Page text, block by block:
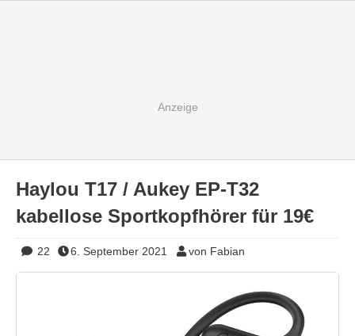
Haylou T17 / Aukey EP-T32
kabellose Sportkopfhörer für 19€
22 6. September 2021 von Fabian